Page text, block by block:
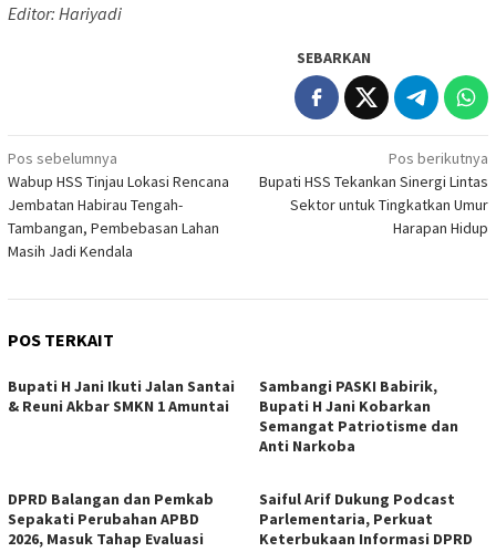
Editor: Hariyadi
SEBARKAN
Navigasi
pos
Pos sebelumnya
Wabup HSS Tinjau Lokasi Rencana
Jembatan Habirau Tengah-
Tambangan, Pembebasan Lahan
Masih Jadi Kendala
Pos berikutnya
Bupati HSS Tekankan Sinergi Lintas
Sektor untuk Tingkatkan Umur
Harapan Hidup
POS TERKAIT
Bupati H Jani Ikuti Jalan Santai
& Reuni Akbar SMKN 1 Amuntai
Sambangi PASKI Babirik,
Bupati H Jani Kobarkan
Semangat Patriotisme dan
Anti Narkoba
DPRD Balangan dan Pemkab
Sepakati Perubahan APBD
2026, Masuk Tahap Evaluasi
Saiful Arif Dukung Podcast
Parlementaria, Perkuat
Keterbukaan Informasi DPRD